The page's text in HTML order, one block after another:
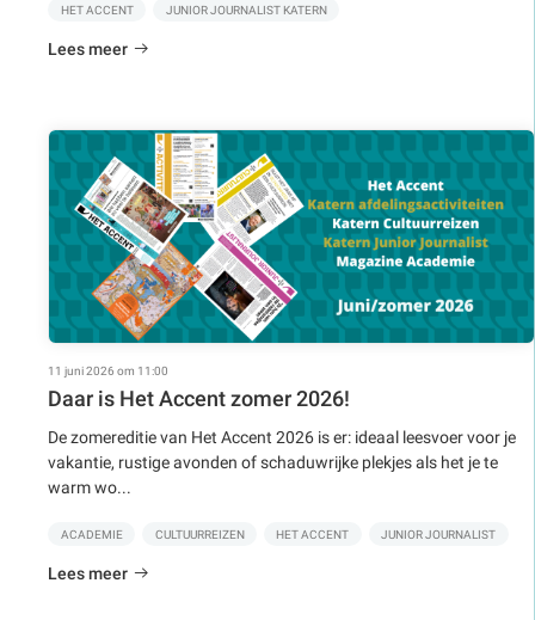
HET ACCENT JUNIOR JOURNALIST KATERN
Lees meer
11 juni 2026 om 11:00
Daar is Het Accent zomer 2026!
De zomereditie van Het Accent 2026 is er: ideaal leesvoer voor je
vakantie, rustige avonden of schaduwrijke plekjes als het je te
warm wo...
ACADEMIE CULTUURREIZEN HET ACCENT JUNIOR JOURNALIST
Lees meer